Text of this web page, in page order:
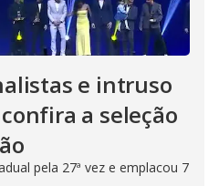
e intruso
a seleção
pela 27ª vez e emplacou 7